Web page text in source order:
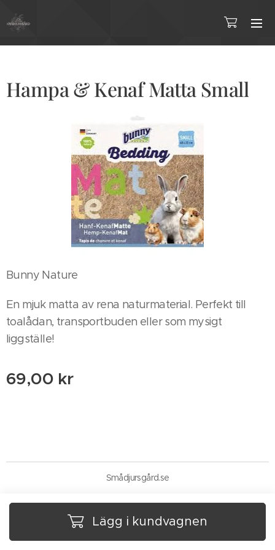
Hampa & Kenaf Matta Small
Bunny Nature
En mjuk matta av rena naturmaterial. Perfekt till
toalådan, transportbuden eller som mysigt
liggställe!
69,00 kr
Lägg i kundvagnen
Smådjursgård.se